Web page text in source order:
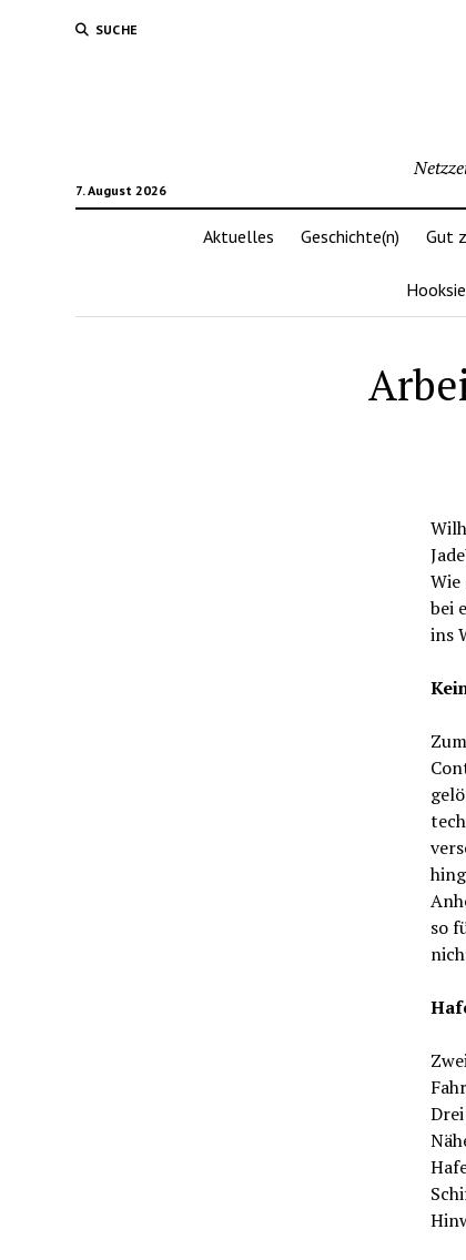
SUCHE
7. August 2026
Aktuelles Geschichte(n) Gut
Wie
bei
ins
so